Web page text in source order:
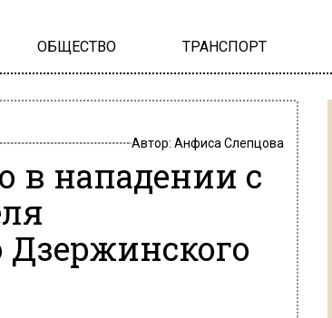
ОБЩЕСТВО ТРАНСПОРТ
Автор: Анфиса Слепцова
в нападении с